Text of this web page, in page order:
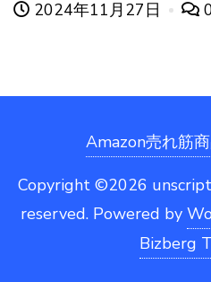
2024年11月27日
Amazon売れ筋
Copyright ©2026
reserved. Powered by
Bizberg